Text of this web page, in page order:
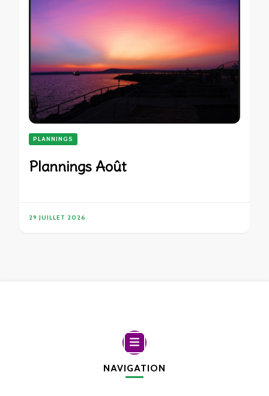
PLANNINGS
Plannings Août
29 JUILLET 2026
NAVIGATION